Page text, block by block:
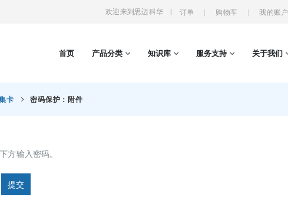
欢迎来到思迈科华 | 订单 购物车 我的账户
首页 产品分类 知识库 服务支持 关于我们
卡 密码保护：附件
方输入密码。